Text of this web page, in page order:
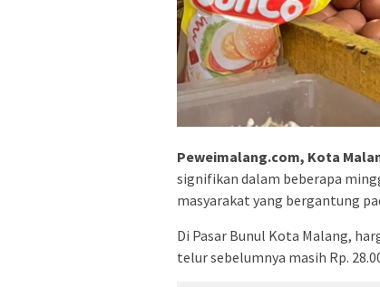
Peweimalang.com, Kota
signifikan dalam beberapa
masyarakat yang bergantung
Di Pasar Bunul Kota Malang,
telur sebelumnya masih Rp.